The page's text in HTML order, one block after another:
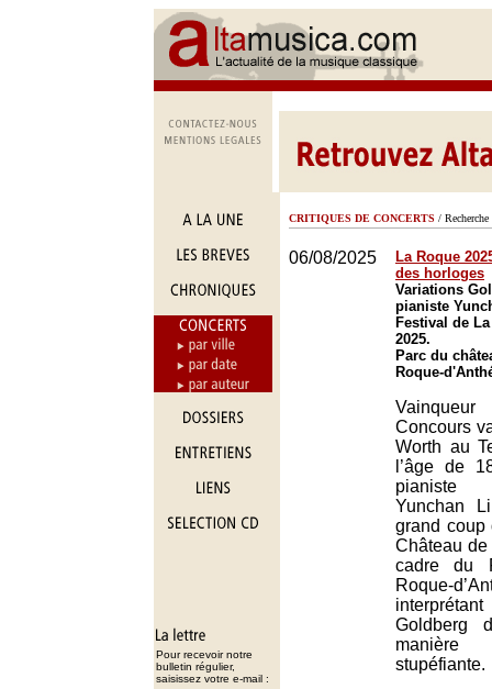
Pour recevoir notre
bulletin régulier,
saisissez votre e-mail :
CRITIQUES DE CONCERTS / Recherche
06/08/2025
La Roque
des horloges
Variations
pianiste
Festival de
2025.
Parc du
Roque-
Concours
Worth au
l’âge de
pianiste
Yunchan
grand coup
Château
cadre du
Roque-
Goldberg
stupéfiante.